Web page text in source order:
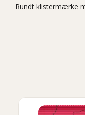
Rundt klistermærke